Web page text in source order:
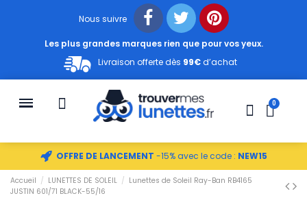
Nous suivre
Les plus grandes marques rien que pour vos yeux.
Livraison offerte dès 99€d’achat
OFFRE DE LANCEMENT -15% avec le code : NEW15
Accueil LUNETTES DE SOLEIL
Lunettes de Soleil Ray-Ban RB4165
JUSTIN 601/71 BLACK-55/16